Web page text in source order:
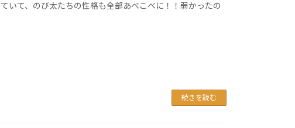
いて、のび太たちの性格も全部あべこべに！！弱かったの
続きを読む